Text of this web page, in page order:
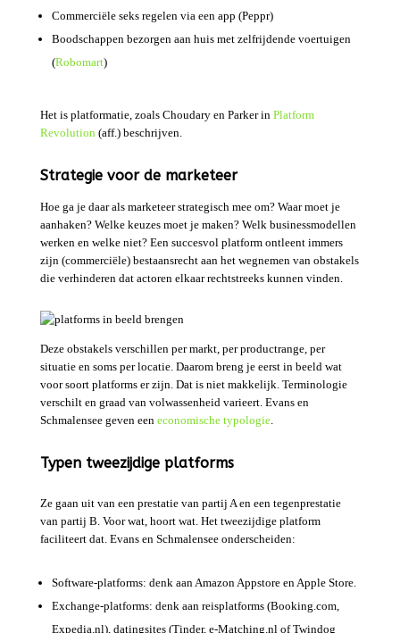
Commerciële seks regelen via een app (Peppr)
Boodschappen bezorgen aan huis met zelfrijdende voertuigen
(Robomart)
Het is platformatie, zoals Choudary en Parker in Platform
Revolution(aff.) beschrijven.
Strategie voor de marketeer
Hoe ga je daar als marketeer strategisch mee om? Waar moet je
aanhaken? Welke keuzes moet je maken? Welk businessmodellen
werken en welke niet? Een succesvol platform ontleent immers
zijn (commerciële) bestaansrecht aan het wegnemen van obstakels
die verhinderen dat actoren elkaar rechtstreeks kunnen vinden.
Deze obstakels verschillen per markt, per productrange, per
situatie en soms per locatie. Daarom breng je eerst in beeld wat
voor soort platforms er zijn. Dat is niet makkelijk. Terminologie
verschilt en graad van volwassenheid varieert. Evans en
Schmalensee geven een economische typologie.
Typen tweezijdige platforms
Ze gaan uit van een prestatie van partij A en een tegenprestatie
van partij B. Voor wat, hoort wat. Het tweezijdige platform
faciliteert dat. Evans en Schmalensee onderscheiden:
Software-platforms: denk aan Amazon Appstore en Apple Store.
Exchange-platforms: denk aan reisplatforms (Booking.com,
Expedia.nl), datingsites (Tinder, e-Matching.nl of Twindog